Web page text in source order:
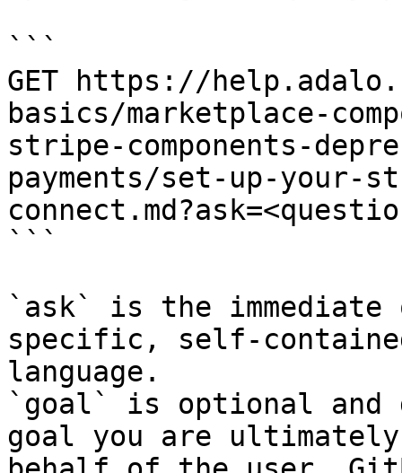
```
GET https://
basics/marketplace-
stripe-components-
payments/set-up-
```
`ask` is the
specific, self-
language.
`goal` is optional and
goal you are